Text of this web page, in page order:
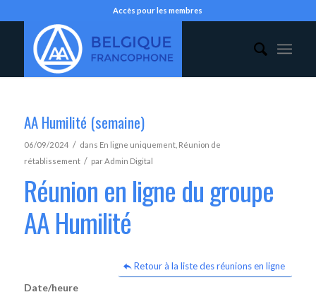
Accès pour les membres
AA Humilité (semaine)
06/09/2024 / dans En ligne uniquement, Réunion de
rétablissement / parAdmin Digital
Réunion en ligne du groupe
AA Humilité
Retour à la liste des réunions en ligne
Date/heure